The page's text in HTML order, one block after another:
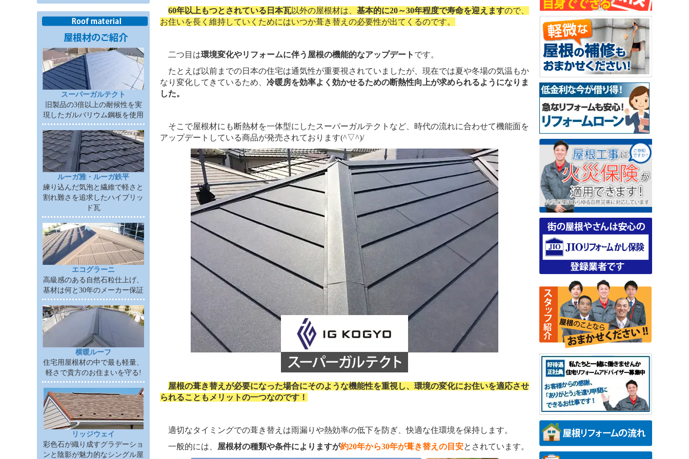
スーパーガルテクト
旧製品の3倍以上の耐候性を実
現したガルバリウム鋼板を使用
ルーガ雅・ルーガ鉄平
練り込んだ気泡と繊維で軽さと
割れ難さを追求したハイブリッ
ド瓦
エコグラーニ
高級感のある自然石粒仕上げ、
基材は何と30年のメーカー保証
横暖ルーフ
住宅用屋根材の中で最も軽量、
軽さで貴方のお住まいを守る!
リッジウェイ
彩色石が織り成すグラデーショ
ンと陰影が魅力的なシングル屋
60年以上もつとされている日本瓦以外の屋根材は、 基本的に20～30年程度で寿命を迎えますので、
お住いを長く維持していくためにはいつか葺き替えの必要性が出てくるのです。
二つ目は環境変化やリフォームに伴う屋根の機能的なアップデート です。
たとえば以前までの日本の住宅は通気性が重要視されていましたが、現在では夏や冬場の気温もか
なり変化してきているため、 冷暖房を効率よく効かせるための断熱性向上が求められるようになりま
した。
そこで屋根材にも断熱材を一体型にしたスーパーガルテクトなど、時代の流れに合わせて機能面を
アップデートしている商品が発売されております(^▽^)/
屋根の葺き替えが必要になった場合にそのような機能性を重視し、環境の変化にお住いを適応させ
られることもメリットの一つなのです！
適切なタイミングでの葺き替えは雨漏りや熱効率の低下を防ぎ、快適な住環境を保持します。
一般的には、 屋根材の種類や条件によりますが約20年から30年が葺き替えの目安とされています。